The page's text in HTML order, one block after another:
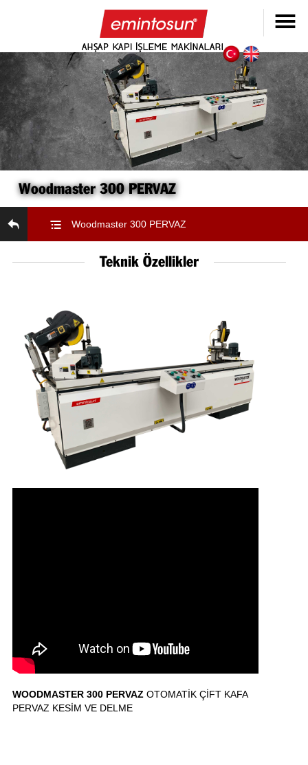
Woodmaster 300 PERVAZ
Woodmaster 300 PERVAZ
Teknik Özellikler
WOODMASTER 300 PERVAZ OTOMATİK ÇİFT KAFA
PERVAZ KESİM VE DELME